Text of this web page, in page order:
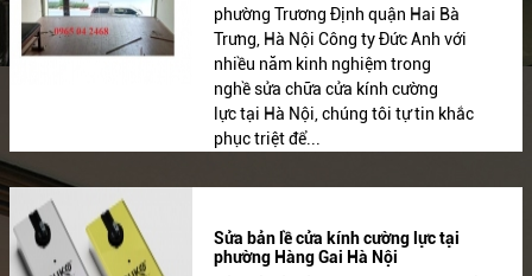
phường Trương Định quận Hai Bà
Trưng, Hà Nội Công ty Đức Anh với
nhiều năm kinh nghiệm trong
nghề sửa chữa cửa kính cường
lực tại Hà Nội, chúng tôi tự tin khắc
phục triệt để...
Sửa bản lề cửa kính cường lực tại
phường Hàng Gai Hà Nội